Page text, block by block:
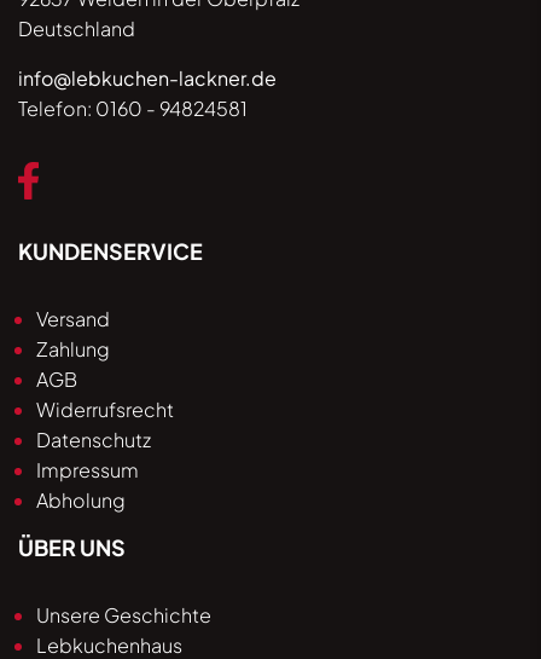
Deutschland
info@lebkuchen-lackner.de
Telefon: 0160 - 94824581
KUNDENSERVICE
Versand
Zahlung
AGB
Widerrufsrecht
Datenschutz
Impressum
Abholung
ÜBER UNS
Unsere Geschichte
Lebkuchenhaus